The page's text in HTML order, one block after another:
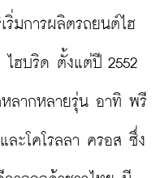
ริ่มการผลิตรถยนต์ไฮ
ฮบริด ตั้งแต่ปี 2552
ลากหลายรุ่น อาทิ พรี
ละโคโรลลา ครอส ซึ่ง